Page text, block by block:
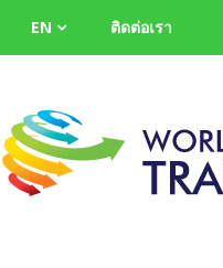
EN ติดต่อเรา